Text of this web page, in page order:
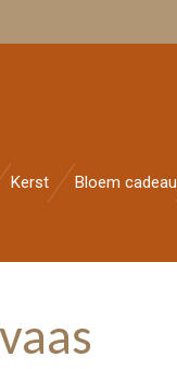
Kerst Bloem cadeau